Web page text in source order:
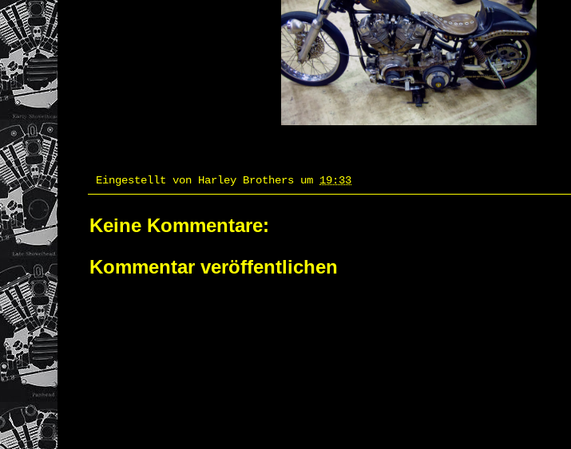
Eingestellt von Harley Brothers um 19:33
Keine Kommentare:
Kommentar veröffentlichen